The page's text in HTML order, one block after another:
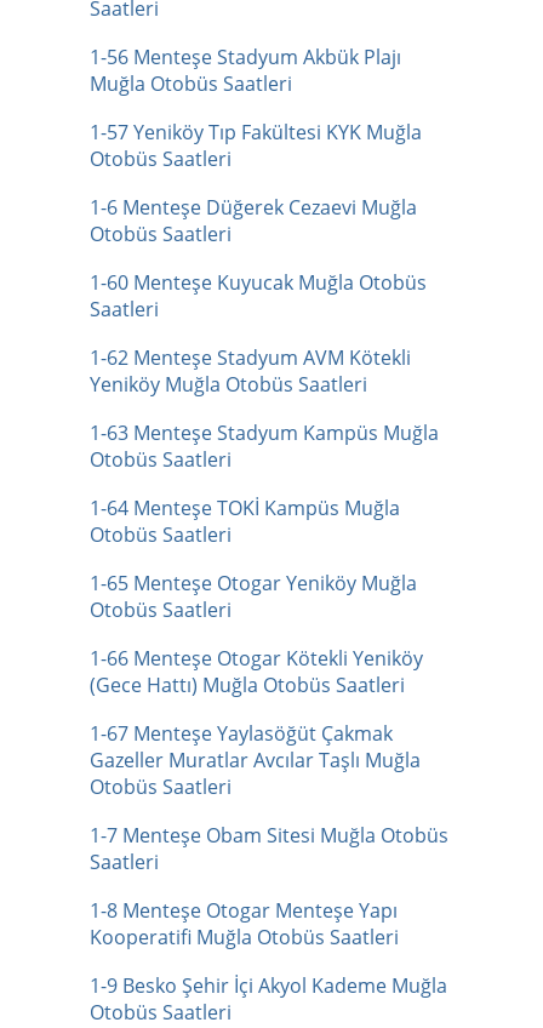
Saatleri
1-56 Menteşe Stadyum Akbük Plajı
Muğla Otobüs Saatleri
1-57 Yeniköy Tıp Fakültesi KYK Muğla
Otobüs Saatleri
1-6 Menteşe Düğerek Cezaevi Muğla
Otobüs Saatleri
1-60 Menteşe Kuyucak Muğla Otobüs
Saatleri
1-62 Menteşe Stadyum AVM Kötekli
Yeniköy Muğla Otobüs Saatleri
1-63 Menteşe Stadyum Kampüs Muğla
Otobüs Saatleri
1-64 Menteşe TOKİ Kampüs Muğla
Otobüs Saatleri
1-65 Menteşe Otogar Yeniköy Muğla
Otobüs Saatleri
1-66 Menteşe Otogar Kötekli Yeniköy
(Gece Hattı) Muğla Otobüs Saatleri
1-67 Menteşe Yaylasöğüt Çakmak
Gazeller Muratlar Avcılar Taşlı Muğla
Otobüs Saatleri
1-7 Menteşe Obam Sitesi Muğla Otobüs
Saatleri
1-8 Menteşe Otogar Menteşe Yapı
Kooperatifi Muğla Otobüs Saatleri
1-9 Besko Şehir İçi Akyol Kademe Muğla
Otobüs Saatleri